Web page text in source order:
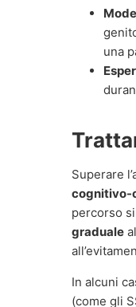
una
Superare
cognitivo-
percorso
graduale
In alcuni
(come gli